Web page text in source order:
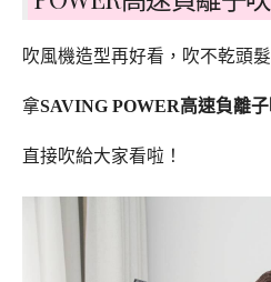
吹風機造型再好看，吹不乾頭
拿SAVING POWER高速負離
直接吹給大家看啦！